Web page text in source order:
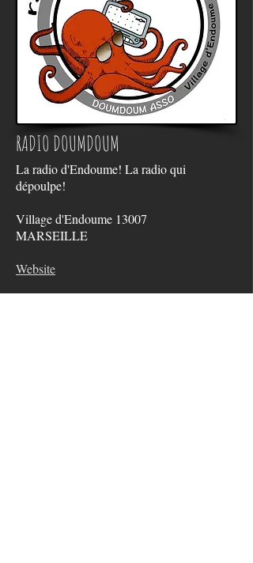
RADIO DOUMDOUM
La radio d'Endoume! La radio qui
dépoulpe!
Village d'Endoume 13007
MARSEILLE
Website